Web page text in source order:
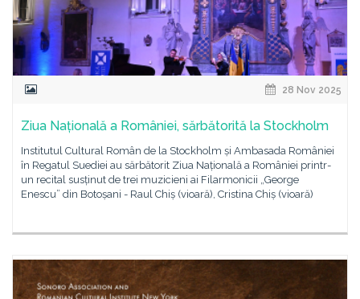
28 Nov 2025
Ziua Națională a României, sărbătorită la Stockholm
Institutul Cultural Român de la Stockholm și Ambasada României
în Regatul Suediei au sărbătorit Ziua Națională a României printr-
un recital susținut de trei muzicieni ai Filarmonicii „George
Enescu” din Botoșani - Raul Chiș (vioară), Cristina Chiș (vioară)